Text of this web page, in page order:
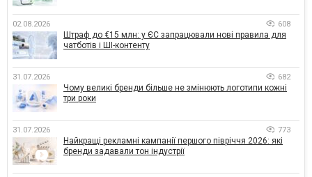
02.08.2026 608
Штраф до €15 млн: у ЄС запрацювали нові правила для
чатботів і ШІ-контенту
31.07.2026 682
Чому великі бренди більше не змінюють логотипи кожні
три роки
31.07.2026 773
Найкращі рекламні кампанії першого півріччя 2026: які
бренди задавали тон індустрії